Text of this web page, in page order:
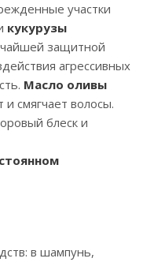
участки
кукурузы
защитной
агрессивных
Масло оливы
и смягчает волосы.
блеск и
в шампунь,